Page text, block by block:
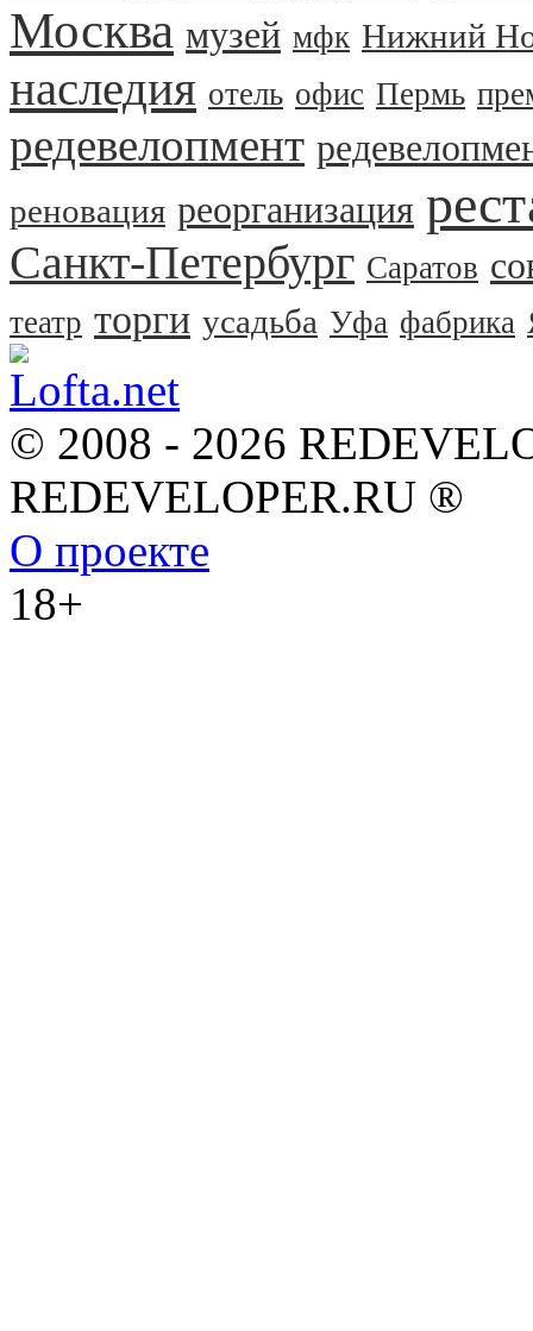
Москва музей мфк Нижний
наследия отель офис Пермь
редевелопмент
реновация реорганизация
Санкт-Петербург Саратов
театр торги усадьба Уфа фабрика
© 2008 - 2026
REDEVELOPER.RU ®
О проекте
18+